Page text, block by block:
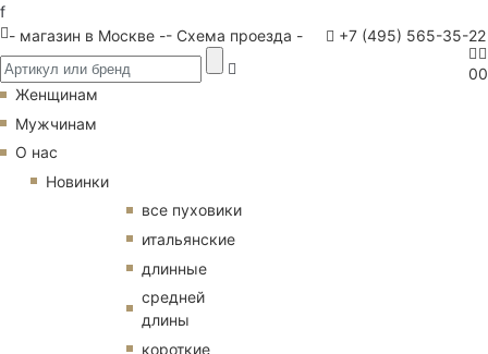
f
- магазин в Москве -- Схема проезда - +7 (495) 565-35-22
00
Женщинам
Мужчинам
О нас
Новинки
все пуховики
итальянские
длинные
средней
длины
короткие